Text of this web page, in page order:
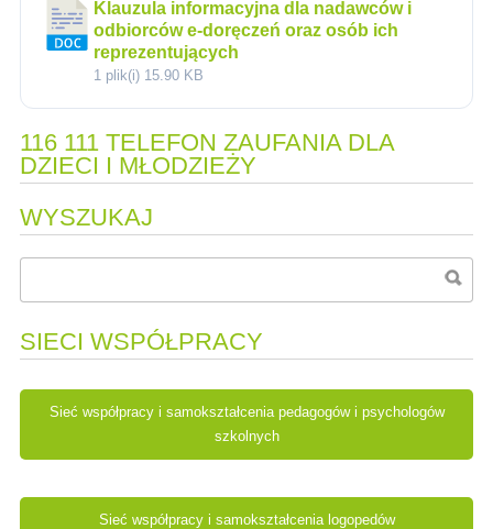
Klauzula informacyjna dla nadawców i
odbiorców e-doręczeń oraz osób ich
reprezentujących
1 plik(i) 15.90 KB
116 111 TELEFON ZAUFANIA DLA
DZIECI I MŁODZIEŻY
WYSZUKAJ
SIECI WSPÓŁPRACY
Sieć współpracy i samokształcenia pedagogów i psychologów
szkolnych
Sieć współpracy i samokształcenia logopedów